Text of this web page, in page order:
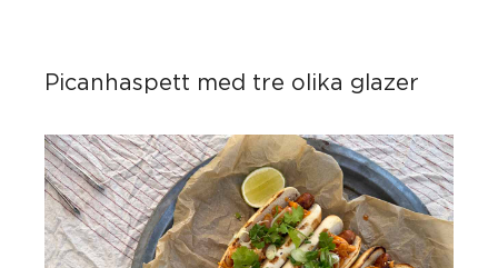
Picanhaspett med tre olika glazer